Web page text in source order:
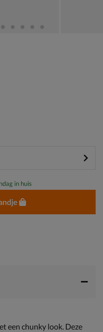
in huis
een chunky look. Deze